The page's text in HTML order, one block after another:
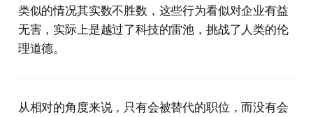
类似的情况其实数不胜数，这些行为看似对企业有益
无害，实际上是越过了科技的雷池，挑战了人类的伦
理道德。
从相对的角度来说，只有会被替代的职位，而没有会